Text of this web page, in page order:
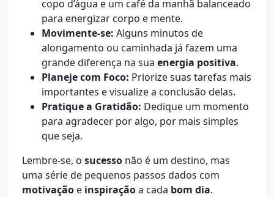
copo d’água e um café da manhã balanceado
para energizar corpo e mente.
Movimente-se: Alguns minutos de
alongamento ou caminhada já fazem uma
grande diferença na sua energia positiva.
Planeje com Foco: Priorize suas tarefas mais
importantes e visualize a conclusão delas.
Pratique a Gratidão: Dedique um momento
para agradecer por algo, por mais simples
que seja.
Lembre-se, o sucesso não é um destino, mas
uma série de pequenos passos dados com
motivação e inspiraçãoa cada bom dia.